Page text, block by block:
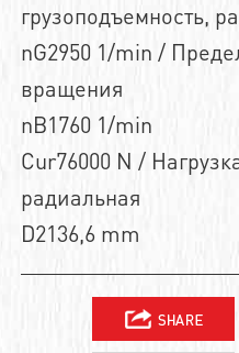
грузоподъемность,
nG2950 1/min /
вращения
nB1760 1/min
Cur76000 N /
радиальная
D2136,6 mm